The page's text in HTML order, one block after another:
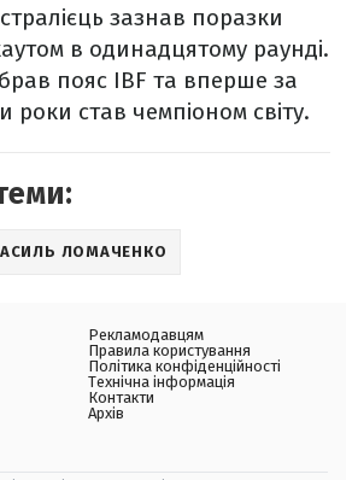
зазнав поразки
в одинадцятому раунді.
пояс IBF та вперше за
роки став чемпіоном світу.
ЛОМАЧЕНКО
Рекламодавцям
Правила користування
Політика конфіденційності
Технічна інформація
Контакти
Архів